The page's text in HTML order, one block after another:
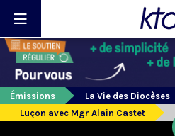
Émissions
La Vie des Diocèses
Luçon avec Mgr Alain Castet